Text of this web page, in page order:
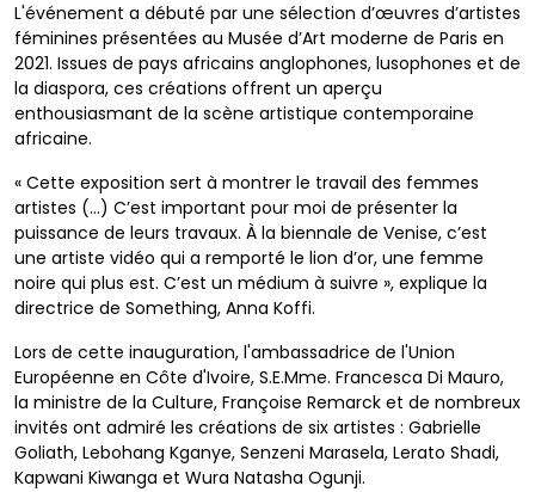
L'événement a débuté par une sélection d’œuvres d’artistes
féminines présentées au Musée d’Art moderne de Paris en
2021. Issues de pays africains anglophones, lusophones et de
la diaspora, ces créations offrent un aperçu
enthousiasmant de la scène artistique contemporaine
africaine.
« Cette exposition sert à montrer le travail des femmes
artistes (...) C’est important pour moi de présenter la
puissance de leurs travaux. À la biennale de Venise, c’est
une artiste vidéo qui a remporté le lion d’or, une femme
noire qui plus est. C’est un médium à suivre », explique la
directrice de Something, Anna Koffi.
Lors de cette inauguration, l'ambassadrice de l'Union
Européenne en Côte d'Ivoire, S.E.Mme. Francesca Di Mauro,
la ministre de la Culture, Françoise Remarck et de nombreux
invités ont admiré les créations de six artistes : Gabrielle
Goliath, Lebohang Kganye, Senzeni Marasela, Lerato Shadi,
Kapwani Kiwanga et Wura Natasha Ogunji.